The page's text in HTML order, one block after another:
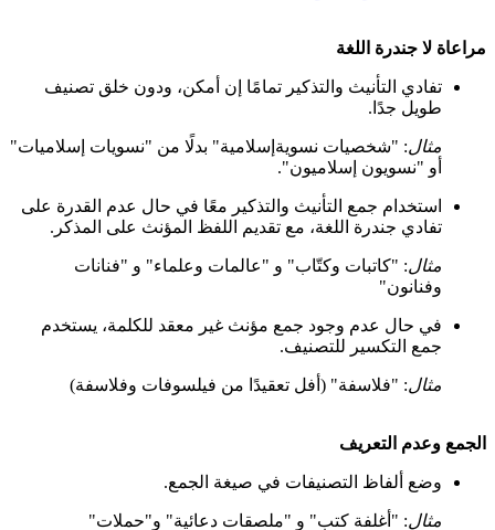
مراعاة لا جندرة اللغة
تفادي التأنيث والتذكير تمامًا إن أمكن، ودون خلق تصنيف
طويل جدًا.
مثال: "شخصيات نسويةإسلامية" بدلًا من "نسويات إسلاميات"
أو "نسويون إسلاميون".
استخدام جمع التأنيث والتذكير معًا في حال عدم القدرة على
تفادي جندرة اللغة، مع تقديم اللفظ المؤنث على المذكر.
مثال: "كاتبات وكتّاب" و "عالمات وعلماء" و "فنانات
وفنانون"
في حال عدم وجود جمع مؤنث غير معقد للكلمة، يستخدم
جمع التكسير للتصنيف.
مثال: "فلاسفة" (أفل تعقيدًا من فيلسوفات وفلاسفة)
الجمع وعدم التعريف
وضع ألفاظ التصنيفات في صيغة الجمع.
مثال: "أغلفة كتب" و "ملصقات دعائية" و"حملات"